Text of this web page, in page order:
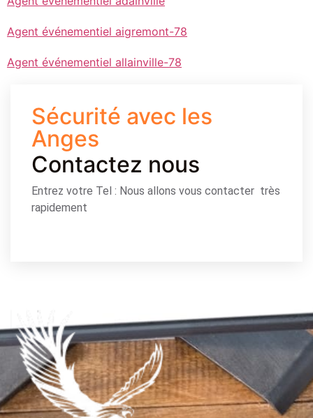
Agent événementiel aigremont-78
Agent événementiel allainville-78
Sécurité avec les
Anges
Contactez nous
Entrez votre Tel : Nous allons vous contacter très
rapidement